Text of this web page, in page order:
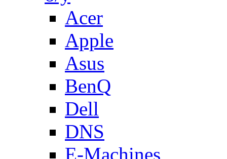
Acer
Apple
Asus
BenQ
Dell
DNS
E-Machines